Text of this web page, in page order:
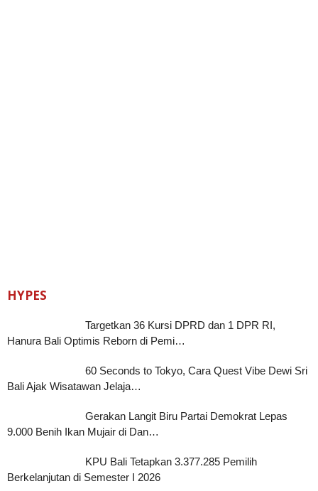
HYPES
Targetkan 36 Kursi DPRD dan 1 DPR RI,
Hanura Bali Optimis Reborn di Pemi…
60 Seconds to Tokyo, Cara Quest Vibe Dewi Sri
Bali Ajak Wisatawan Jelaja…
Gerakan Langit Biru Partai Demokrat Lepas
9.000 Benih Ikan Mujair di Dan…
KPU Bali Tetapkan 3.377.285 Pemilih
Berkelanjutan di Semester I 2026